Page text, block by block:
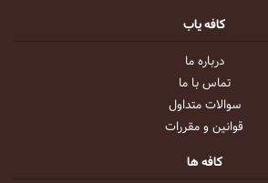
کافه یاب
درباره ما
تماس با ما
سوالات متداول
قوانین و مقررات
کافه ها